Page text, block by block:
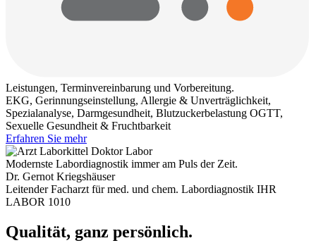
Leistungen, Terminvereinbarung und Vorbereitung.
EKG, Gerinnungseinstellung, Allergie & Unverträglichkeit,
Spezialanalyse, Darmgesundheit, Blutzuckerbelastung OGTT,
Sexuelle Gesundheit & Fruchtbarkeit
Erfahren Sie mehr
Modernste Labordiagnostik immer am Puls der Zeit.
Dr. Gernot Kriegshäuser
Leitender Facharzt für med. und chem. Labordiagnostik IHR
LABOR 1010
Qualität, ganz persönlich.